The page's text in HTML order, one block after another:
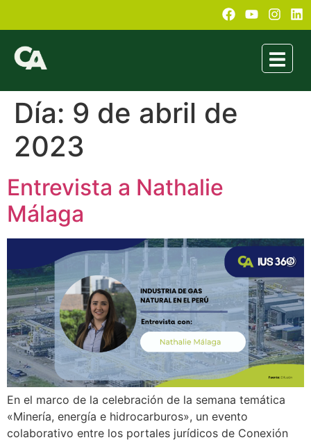
Día: 9 de abril de
2023
Entrevista a Nathalie
Málaga
En el marco de la celebración de la semana temática
«Minería, energía e hidrocarburos», un evento
colaborativo entre los portales jurídicos de Conexión